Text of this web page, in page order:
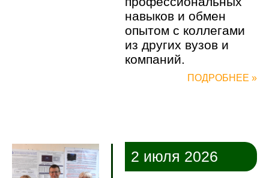
навыков и обмен
опытом с коллегами
из других вузов и
компаний.
ПОДРОБНЕЕ »
2 июля 2026